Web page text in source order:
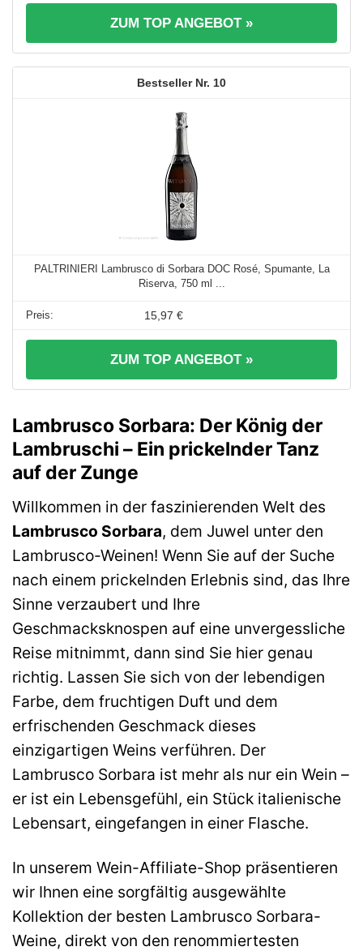
ZUM TOP ANGEBOT »
10
PALTRINIERI Lambrusco di Sorbara DOC Rosé, Spumante, La
Riserva, 750 ml ...
15,97 €
ZUM TOP ANGEBOT »
Lambrusco Sorbara: Der König der
Lambruschi – Ein prickelnder Tanz
auf der Zunge
Willkommen in der faszinierenden Welt des
Lambrusco Sorbara, dem Juwel unter den
Lambrusco-Weinen! Wenn Sie auf der Suche
nach einem prickelnden Erlebnis sind, das Ihre
Sinne verzaubert und Ihre
Geschmacksknospen auf eine unvergessliche
Reise mitnimmt, dann sind Sie hier genau
richtig. Lassen Sie sich von der lebendigen
Farbe, dem fruchtigen Duft und dem
erfrischenden Geschmack dieses
einzigartigen Weins verführen. Der
Lambrusco Sorbara ist mehr als nur ein Wein –
er ist ein Lebensgefühl, ein Stück italienische
Lebensart, eingefangen in einer Flasche.
In unserem Wein-Affiliate-Shop präsentieren
wir Ihnen eine sorgfältig ausgewählte
Kollektion der besten Lambrusco Sorbara-
Weine, direkt von den renommiertesten